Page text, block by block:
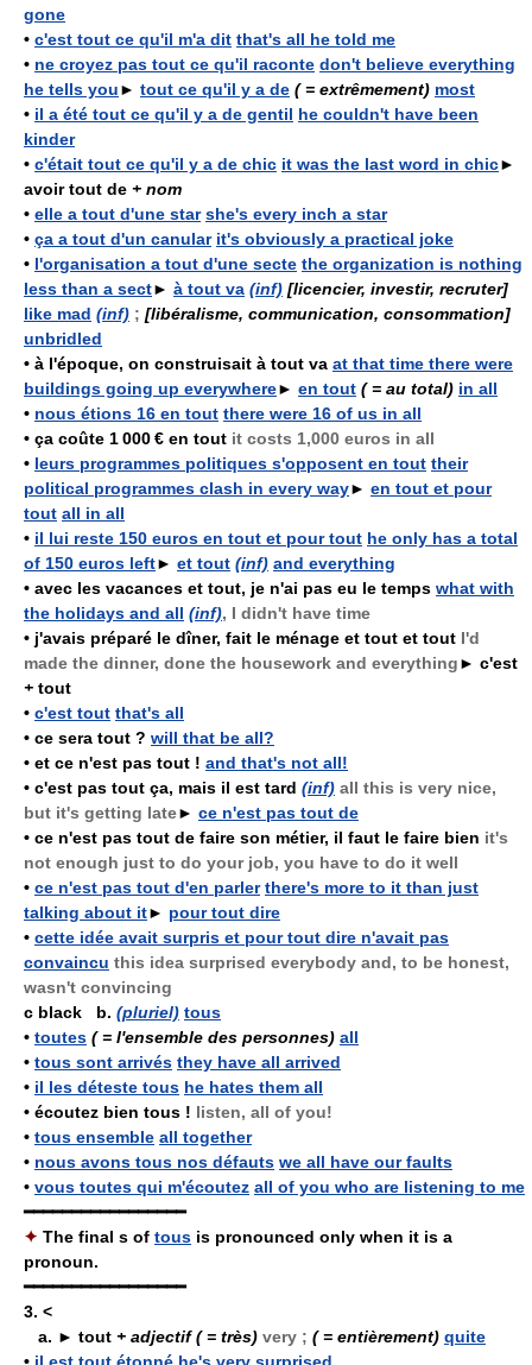
gone
• c'est tout ce qu'il m'a dit that's all he told me
• ne croyez pas tout ce qu'il raconte don't believe everything
he tells you► tout ce qu'il y a de ( = extrêmement) most
• il a été tout ce qu'il y a de gentil he couldn't have been
kinder
• c'était tout ce qu'il y a de chic it was the last word in chic►
avoir tout de + nom
• elle a tout d'une star she's every inch a star
• ça a tout d'un canular it's obviously a practical joke
• l'organisation a tout d'une secte the organization is nothing
less than a sect► à tout va (inf) [licencier, investir, recruter]
like mad (inf) ; [libéralisme, communication, consommation]
unbridled
• à l'époque, on construisait à tout va at that time there were
buildings going up everywhere► en tout ( = au total) in all
• nous étions 16 en tout there were 16 of us in all
• ça coûte 1 000 € en tout it costs 1,000 euros in all
• leurs programmes politiques s'opposent en tout their
political programmes clash in every way► en tout et pour
tout all in all
• il lui reste 150 euros en tout et pour tout he only has a total
of 150 euros left► et tout (inf) and everything
• avec les vacances et tout, je n'ai pas eu le temps what with
the holidays and all (inf), I didn't have time
• j'avais préparé le dîner, fait le ménage et tout et tout I'd
made the dinner, done the housework and everything► c'est
+ tout
• c'est tout that's all
• ce sera tout ? will that be all?
• et ce n'est pas tout ! and that's not all!
• c'est pas tout ça, mais il est tard (inf) all this is very nice,
but it's getting late► ce n'est pas tout de
• ce n'est pas tout de faire son métier, il faut le faire bien it's
not enough just to do your job, you have to do it well
• ce n'est pas tout d'en parler there's more to it than just
talking about it► pour tout dire
• cette idée avait surpris et pour tout dire n'avait pas
convaincu this idea surprised everybody and, to be honest,
wasn't convincing
c black b. (pluriel) tous
• toutes ( = l'ensemble des personnes) all
• tous sont arrivés they have all arrived
• il les déteste tous he hates them all
• écoutez bien tous ! listen, all of you!
• tous ensemble all together
• nous avons tous nos défauts we all have our faults
• vous toutes qui m'écoutez all of you who are listening to me
━━━━━━━━━━━━━━━━━
✦ The final s of tous is pronounced only when it is a
pronoun.
━━━━━━━━━━━━━━━━━
3. <
a. ► tout + adjectif ( = très) very ; ( = entièrement) quite